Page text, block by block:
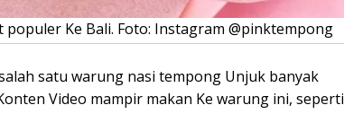
Ke Bali. Foto: Instagram @pinktempong
satu warung nasi tempong Unjuk banyak
Video mampir makan Ke warung ini, seperti